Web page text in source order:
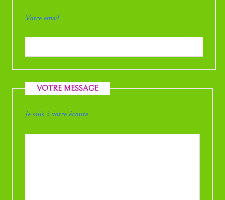
Votre email
VOTRE MESSAGE
Je suis à votre écoute